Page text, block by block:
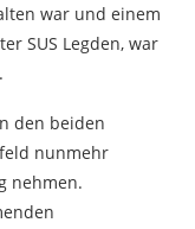
war und einem
SUS Legden, war
den beiden
nunmehr
nehmen.